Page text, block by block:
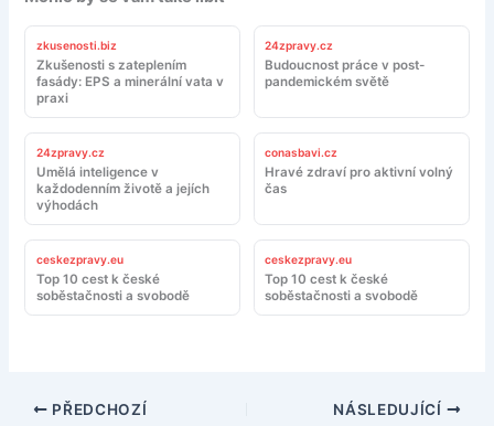
zkusenosti.biz
Zkušenosti s zateplením
fasády: EPS a minerální vata v
praxi
24zpravy.cz
Budoucnost práce v post-
pandemickém světě
24zpravy.cz
Umělá inteligence v
každodenním životě a jejích
výhodách
conasbavi.cz
Hravé zdraví pro aktivní volný
čas
ceskezpravy.eu
Top 10 cest k české
soběstačnosti a svobodě
ceskezpravy.eu
Top 10 cest k české
soběstačnosti a svobodě
PŘEDCHOZÍ NÁSLEDUJÍCÍ